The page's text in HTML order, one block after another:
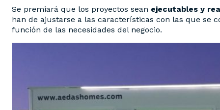
Se premiará que los proyectos sean ejecutables y
han de ajustarse a las características con las que se
función de las necesidades del negocio.